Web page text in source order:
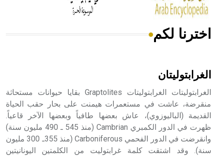
هل تعلم أن الأبسيد كلمة فرنسية اللفظ تم اعتمادها مصطلحاً
- هل تعلم أن أبجر Abgar اسم معروف جيداً يعود إلى عدد من
الملوك الذين حكموا مدينة إديسا (الرها) من أبجر الأول وحتى
التاسع، وهم ينتسبون إلى أسرة أوسروين
اخترنا لكم
الغرابتوليتان
الغرابتوليتات الغرابتوليتات Graptolites بقايا حيوانات مستحاثة
منقرضة، عاشت في مستعمرات هيمنت على بحار حقب الحياة
القديمة (الباليوزوي)، عاش بعضها طافياً وبعضها الآخر قاعياً.
ظهرت في الدور الكمبري Cambrian (منذ 545 ـ 490 مليون سنة)
وانقرضت في الدور الفحمي Carboniferous (منذ 355ـ 300 مليون
سنة). وقد اشتقت كلمة غرابتوليت من الكلمتين اليونانيتين